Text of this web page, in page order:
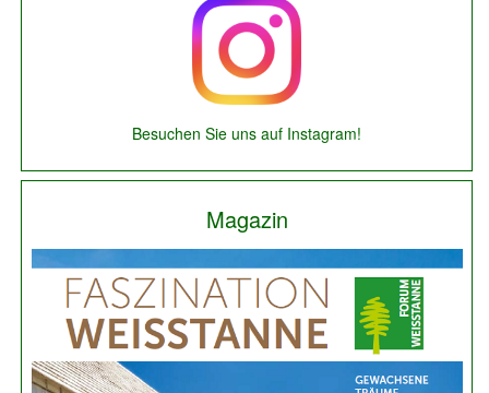
Besuchen Sie uns auf Instagram!
Magazin